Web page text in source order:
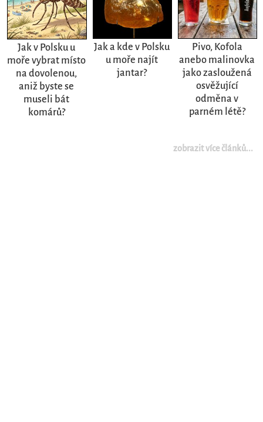
Jak v Polsku u
moře vybrat místo
na dovolenou,
aniž byste se
museli bát
komárů?
Jak a kde v Polsku
u moře najít
jantar?
Pivo, Kofola
anebo malinovka
jako zasloužená
osvěžující
odměna v
parném létě?
zobrazit více článků...